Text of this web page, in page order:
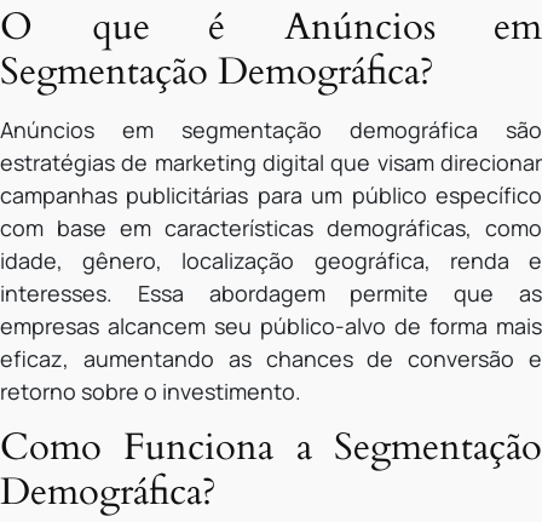
O que é Anúncios em
Segmentação Demográfica?
Anúncios em segmentação demográfica são
estratégias de marketing digital que visam direcionar
campanhas publicitárias para um público específico
com base em características demográficas, como
idade, gênero, localização geográfica, renda e
interesses. Essa abordagem permite que as
empresas alcancem seu público-alvo de forma mais
eficaz, aumentando as chances de conversão e
retorno sobre o investimento.
Como Funciona a Segmentação
Demográfica?